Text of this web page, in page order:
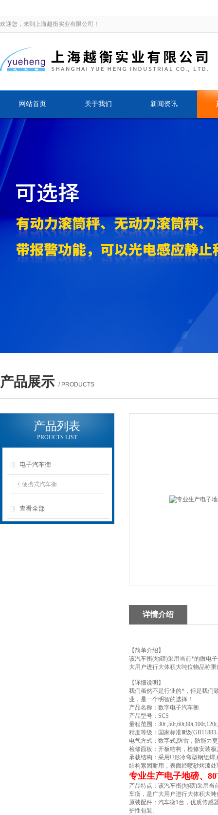
欢迎您，来到上海越衡实业有限公司！
网站首页 关于我们 新闻资讯
产品展示 / PRODUCTS
产品列表
PROUCTS LIST
电子汽车衡
便携式汽车衡
查看全部
详情介绍
【简单介绍】
该汽车衡(地磅)采用当前*的微电
大用户进行大体积大吨位物品称
【详细说明】
我们虽然不是行业的*，但是我们
业，是一个明智的选择！
产品名称：数字电子汽车衡
产品型号：SCS
量程范围：30t
精度等级：国家标准Ⅲ级
电气方式：数字式,防雷，防能力
检修面板：开板结构，检修安装极
承载结构：采用U形冷弯型钢组焊
结构紧固耐用，表面经喷砂烤漆
专业生产电子地磅、
产品特点：该汽车衡(地磅)采用
车衡，是广大用户进行大体积大
原装配件：汽车衡1台，优质传感
护性包装。